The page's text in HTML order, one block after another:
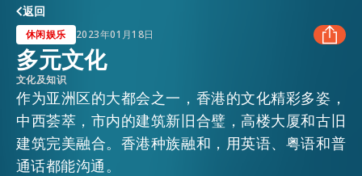
居港须知
人才支援
返回
休闲娱乐 2023年01月18日
LINKEDIN
多元文化
文化及知识
作为亚洲区的大都会之一，香港的文化精彩多姿，
中西荟萃，市内的建筑新旧合璧，高楼大厦和古旧
建筑完美融合。香港种族融和，用英语、粤语和普
通话都能沟通。